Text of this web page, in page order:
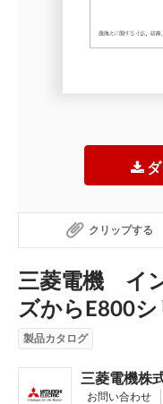
ダ
クリップする
三菱電機 イ
ズからE800
製品カタログ
三菱電機株
お問い合わせ